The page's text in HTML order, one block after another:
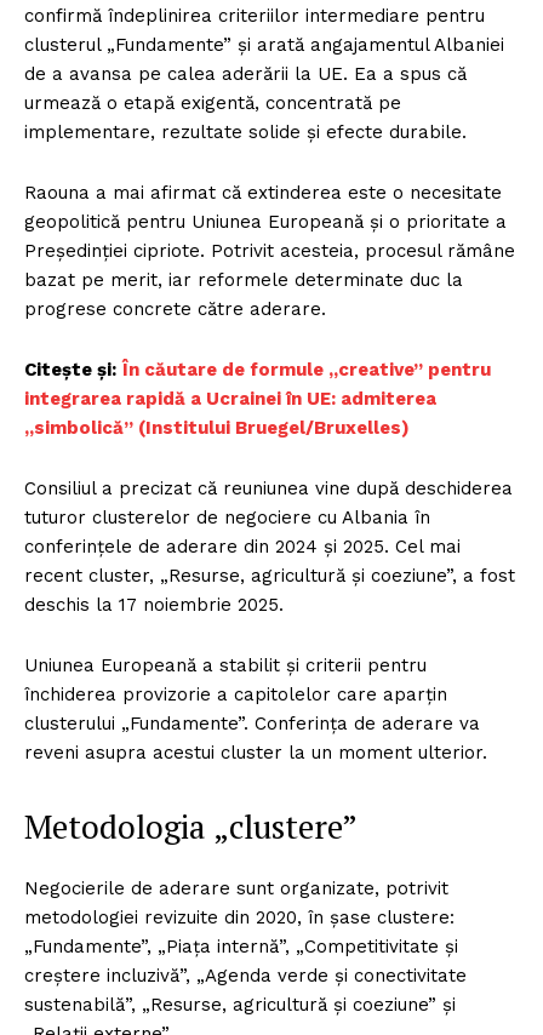
confirmă îndeplinirea criteriilor intermediare pentru
clusterul „Fundamente” și arată angajamentul Albaniei
de a avansa pe calea aderării la UE. Ea a spus că
urmează o etapă exigentă, concentrată pe
implementare, rezultate solide și efecte durabile.
Raouna a mai afirmat că extinderea este o necesitate
geopolitică pentru Uniunea Europeană și o prioritate a
Președinției cipriote. Potrivit acesteia, procesul rămâne
bazat pe merit, iar reformele determinate duc la
progrese concrete către aderare.
Citește și: În căutare de formule „creative” pentru
integrarea rapidă a Ucrainei în UE: admiterea
„simbolică” (Institului Bruegel/Bruxelles)
Consiliul a precizat că reuniunea vine după deschiderea
tuturor clusterelor de negociere cu Albania în
conferințele de aderare din 2024 și 2025. Cel mai
recent cluster, „Resurse, agricultură și coeziune”, a fost
deschis la 17 noiembrie 2025.
Uniunea Europeană a stabilit și criterii pentru
închiderea provizorie a capitolelor care aparțin
clusterului „Fundamente”. Conferința de aderare va
reveni asupra acestui cluster la un moment ulterior.
Metodologia „clustere”
Negocierile de aderare sunt organizate, potrivit
metodologiei revizuite din 2020, în șase clustere:
„Fundamente”, „Piața internă”, „Competitivitate și
creștere incluzivă”, „Agenda verde și conectivitate
sustenabilă”, „Resurse, agricultură și coeziune” și